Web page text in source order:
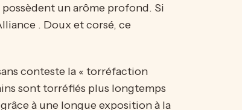
un arôme profond. Si
. Doux et corsé, ce
conteste la « torréfaction
sont torréfiés plus longtemps
à une longue exposition à la